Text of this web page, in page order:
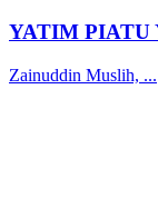
YATIM PIATU
Zainuddin Muslih, ...